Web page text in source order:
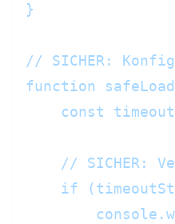
}
// SICHER:
function
const
// SICHER:
if